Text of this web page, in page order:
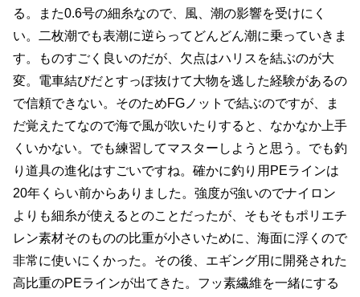
る。また0.6号の細糸なので、風、潮の影響を受けにく
い。二枚潮でも表潮に逆らってどんどん潮に乗っていきま
す。ものすごく良いのだが、欠点はハリスを結ぶのが大
変。電車結びだとすっぽ抜けて大物を逃した経験があるの
で信頼できない。そのためFGノットで結ぶのですが、ま
だ覚えたてなので海で風が吹いたりすると、なかなか上手
くいかない。でも練習してマスターしようと思う。でも釣
り道具の進化はすごいですね。確かに釣り用PEラインは
20年くらい前からありました。強度が強いのでナイロン
よりも細糸が使えるとのことだったが、そもそもポリエチ
レン素材そのものの比重が小さいために、海面に浮くので
非常に使いにくかった。その後、エギング用に開発された
高比重のPEラインが出てきた。フッ素繊維を一緒にする